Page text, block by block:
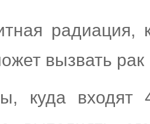
радиация,
вызвать
куда входят